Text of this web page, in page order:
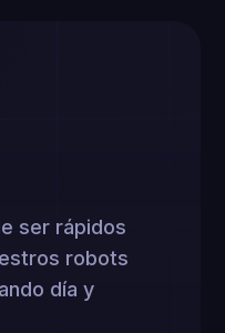
ser rápidos
robots
día y